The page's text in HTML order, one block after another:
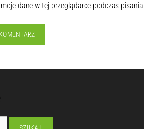
dane w tej przeglądarce podczas